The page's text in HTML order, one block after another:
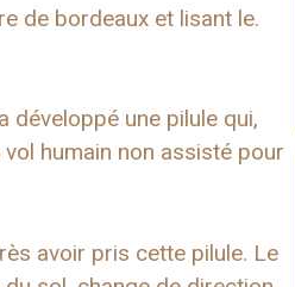
de bordeaux et lisant le.
développé une pilule qui,
humain non assisté pour
avoir pris cette pilule. Le